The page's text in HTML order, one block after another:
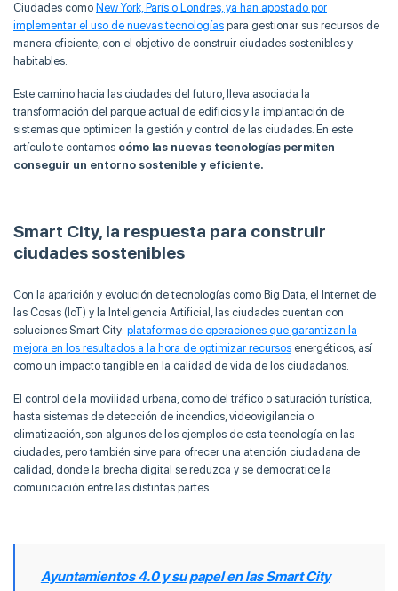
Ciudades como New York, París o Londres, ya han apostado por
implementar el uso de nuevas tecnologías para gestionar sus recursos de
manera eficiente, con el objetivo de construir ciudades sostenibles y
habitables.
Este camino hacia las ciudades del futuro, lleva asociada la
transformación del parque actual de edificios y la implantación de
sistemas que optimicen la gestión y control de las ciudades. En este
artículo te contamos cómo las nuevas tecnologías permiten
conseguir un entorno sostenible y eficiente.
Smart City, la respuesta para construir
ciudades sostenibles
Con la aparición y evolución de tecnologías como Big Data, el Internet de
las Cosas (IoT) y la Inteligencia Artificial, las ciudades cuentan con
soluciones Smart City: plataformas de operaciones que garantizan la
mejora en los resultados a la hora de optimizar recursos energéticos, así
como un impacto tangible en la calidad de vida de los ciudadanos.
El control de la movilidad urbana, como del tráfico o saturación turística,
hasta sistemas de detección de incendios, videovigilancia o
climatización, son algunos de los ejemplos de esta tecnología en las
ciudades, pero también sirve para ofrecer una atención ciudadana de
calidad, donde la brecha digital se reduzca y se democratice la
comunicación entre las distintas partes.
Ayuntamientos 4.0 y su papel en las Smart City